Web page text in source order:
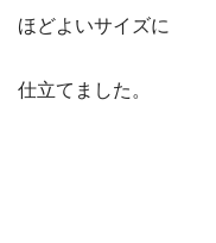
ほどよいサイズに
仕立てました。